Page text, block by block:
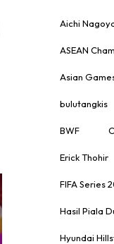
Aichi
ASEAN
Asian
bulutangkis
BWF
Erick Thohir
FIFA Series
Hasil Piala
Hyundai